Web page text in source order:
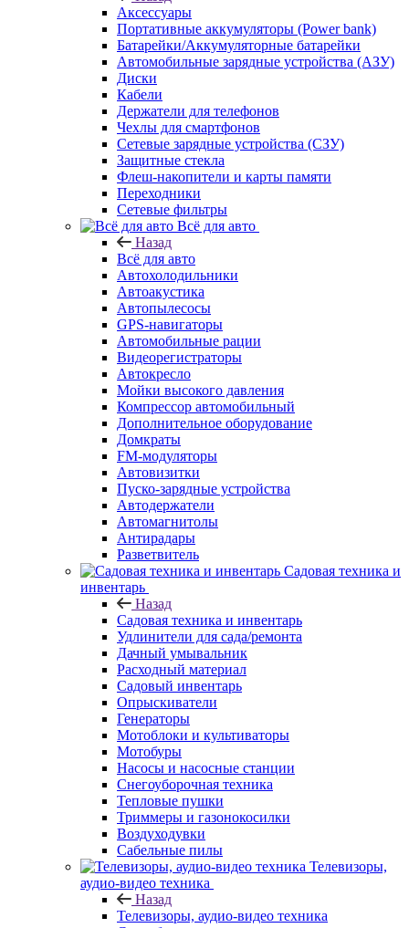
Аксессуары
Портативные аккумуляторы (Power bank)
Батарейки/Аккумуляторные батарейки
Автомобильные зарядные устройства (АЗУ)
Диски
Кабели
Держатели для телефонов
Чехлы для смартфонов
Сетевые зарядные устройства (СЗУ)
Защитные стекла
Флеш-накопители и карты памяти
Переходники
Сетевые фильтры
Всё для авто
Назад
Всё для авто
Автохолодильники
Автоакустика
Автопылесосы
GPS-навигаторы
Автомобильные рации
Видеорегистраторы
Автокресло
Мойки высокого давления
Компрессор автомобильный
Дополнительное оборудование
Домкраты
FM-модуляторы
Автовизитки
Пуско-зарядные устройства
Автодержатели
Автомагнитолы
Антирадары
Разветвитель
Садовая техника и
инвентарь
Назад
Садовая техника и инвентарь
Удлинители для сада/ремонта
Дачный умывальник
Расходный материал
Садовый инвентарь
Опрыскиватели
Генераторы
Мотоблоки и культиваторы
Мотобуры
Насосы и насосные станции
Снегоуборочная техника
Тепловые пушки
Триммеры и газонокосилки
Воздуходувки
Сабельные пилы
Телевизоры,
аудио-видео техника
Назад
Телевизоры, аудио-видео техника